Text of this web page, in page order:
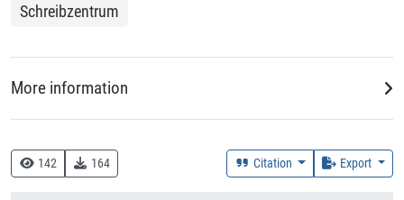
142 164 Citation Export
Schreibzentrum
More information
Knorr, Dagmar